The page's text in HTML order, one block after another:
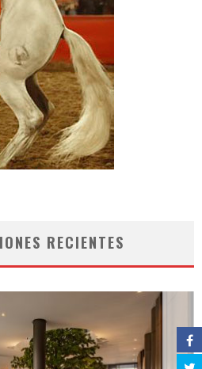
RECIENTES